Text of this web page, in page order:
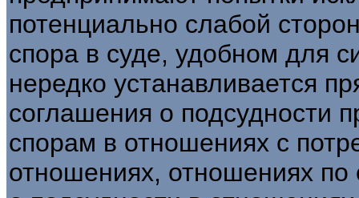
потенциально слабой
спора в суде, удобном для
нередко устанавливается
соглашения о подсудности
спорам в отношениях с
отношениях, отношениях